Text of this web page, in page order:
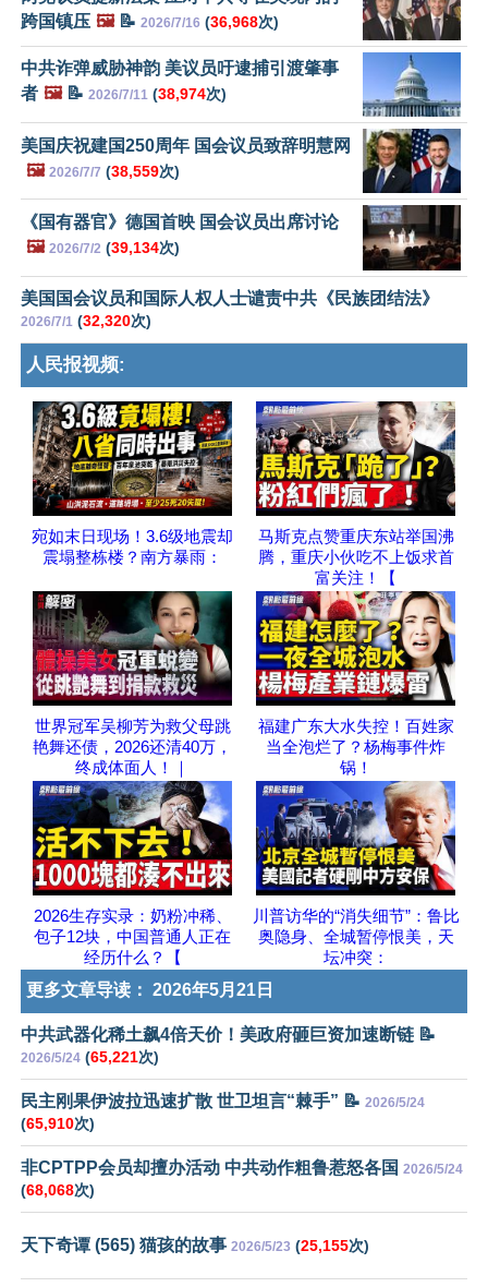
跨国镇压 🖼️📝 2026/7/16 (36,968次)
中共诈弹威胁神韵 美议员吁逮捕引渡肇事
者 🖼️📝 2026/7/11 (38,974次)
美国庆祝建国250周年 国会议员致辞明慧网
🖼️ 2026/7/7 (38,559次)
《国有器官》德国首映 国会议员出席讨论
🖼️ 2026/7/2 (39,134次)
美国国会议员和国际人权人士谴责中共《民族团结法》
2026/7/1 (32,320次)
人民报视频:
宛如末日现场！3.6级地震却
震塌整栋楼？南方暴雨：
马斯克点赞重庆东站举国沸
腾，重庆小伙吃不上饭求首
富关注！【
世界冠军吴柳芳为救父母跳
艳舞还债，2026还清40万，
终成体面人！｜
福建广东大水失控！百姓家
当全泡烂了？杨梅事件炸
锅！
2026生存实录：奶粉冲稀、
包子12块，中国普通人正在
经历什么？【
川普访华的“消失细节”：鲁比
奥隐身、全城暂停恨美，天
坛冲突：
更多文章导读： 2026年5月21日
中共武器化稀土飙4倍天价！美政府砸巨资加速断链 📝
2026/5/24 (65,221次)
民主刚果伊波拉迅速扩散 世卫坦言“棘手” 📝 2026/5/24
(65,910次)
非CPTPP会员却擅办活动 中共动作粗鲁惹怒各国 2026/5/24
(68,068次)
天下奇谭 (565) 猫孩的故事 2026/5/23 (25,155次)